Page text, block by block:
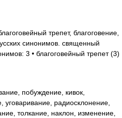
трепет, благоговение,
синонимов. священный
3 • благоговейный трепет (3)
побуждение, кивок,
радиосклонение,
толкание, наклон, изменение,